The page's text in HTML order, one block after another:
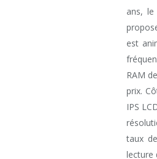
ans,
est
RAM
prix.
IPS
taux
lecture